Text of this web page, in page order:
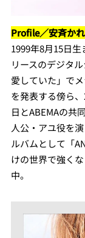
Profile／安斉か
1999年8月15日
リースのデジタ
愛していた」で
を発表する傍ら
日とABEMAの共
人公・アユ役を
ルバムとして「
けの世界で強く
中。